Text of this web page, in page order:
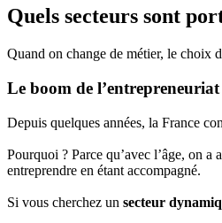
Quels secteurs sont
Quand on change de métier, le choix
Le boom de
Depuis quelques années, la France
Pourquoi ? Parce qu’avec l’âge, on
entreprendre en étant accompagné.
Si vous cherchez un secteur